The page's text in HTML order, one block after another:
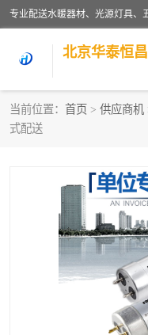
北京华泰恒
当前位置： 首页 > 供应商机
式配送
水暖阀门